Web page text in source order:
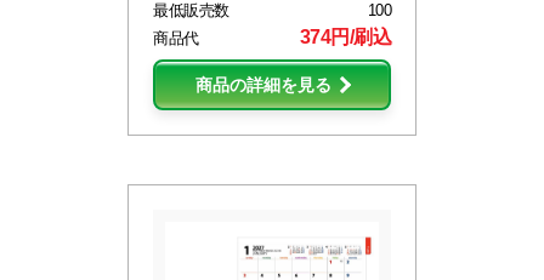
最低販売数
100
商品代
374円/刷込
商品の詳細を見る